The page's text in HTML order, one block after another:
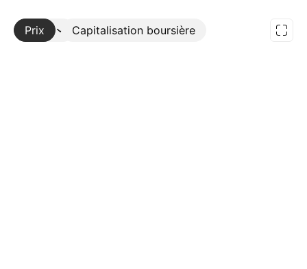
Prix Capitalisation boursière
Plus